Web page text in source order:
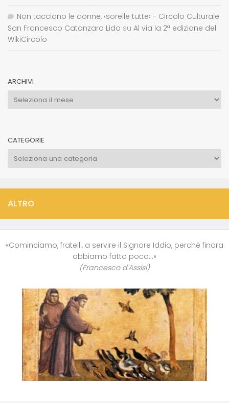
Non tacciano le donne, ‹sorelle tutte› - Circolo Culturale
San Francesco Catanzaro Lido su Al via la 2ª edizione del
WikiCircolo
ARCHIVI
Archivi
CATEGORIE
Categorie
ALTRO
«Cominciamo, fratelli, a servire il Signore Iddio, perché finora
abbiamo fatto poco…»
(Francesco d'Assisi)